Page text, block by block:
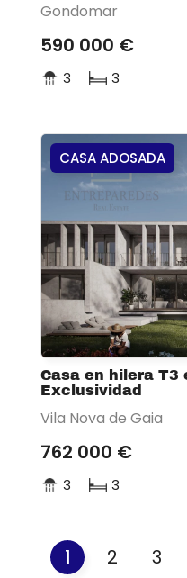
Gondomar
590 000 €
3 3
CASA ADOSADA
Casa en hilera T3
Exclusividad
Vila Nova de Gaia
762 000 €
3 3
1 2 3